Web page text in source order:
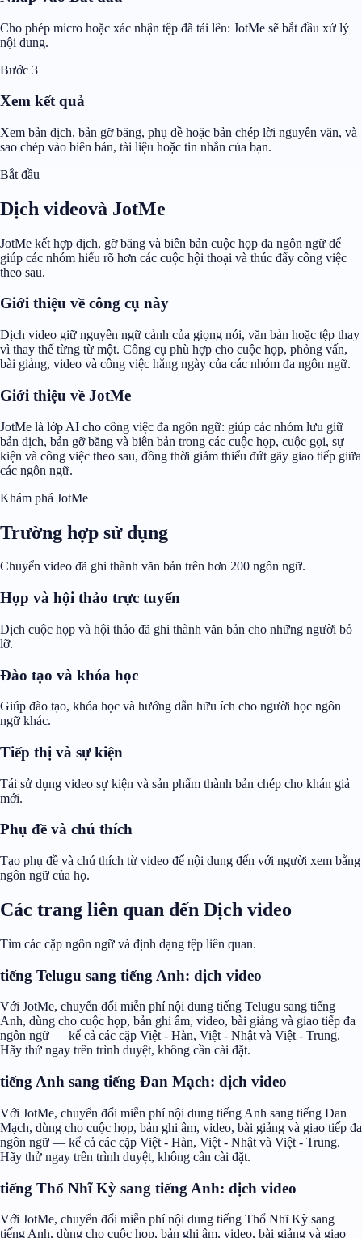
Cho phép micro hoặc xác nhận tệp đã tải lên: JotMe sẽ bắt đầu xử lý
nội dung.
Bước 3
Xem kết quả
Xem bản dịch, bản gỡ băng, phụ đề hoặc bản chép lời nguyên văn, và
sao chép vào biên bản, tài liệu hoặc tin nhắn của bạn.
Bắt đầu
Dịch videovà JotMe
JotMe kết hợp dịch, gỡ băng và biên bản cuộc họp đa ngôn ngữ để
giúp các nhóm hiểu rõ hơn các cuộc hội thoại và thúc đẩy công việc
theo sau.
Giới thiệu về công cụ này
Dịch video giữ nguyên ngữ cảnh của giọng nói, văn bản hoặc tệp thay
vì thay thế từng từ một. Công cụ phù hợp cho cuộc họp, phỏng vấn,
bài giảng, video và công việc hằng ngày của các nhóm đa ngôn ngữ.
Giới thiệu về JotMe
JotMe là lớp AI cho công việc đa ngôn ngữ: giúp các nhóm lưu giữ
bản dịch, bản gỡ băng và biên bản trong các cuộc họp, cuộc gọi, sự
kiện và công việc theo sau, đồng thời giảm thiểu đứt gãy giao tiếp giữa
các ngôn ngữ.
Khám phá JotMe
Trường hợp sử dụng
Chuyển video đã ghi thành văn bản trên hơn 200 ngôn ngữ.
Họp và hội thảo trực tuyến
Dịch cuộc họp và hội thảo đã ghi thành văn bản cho những người bỏ
lỡ.
Đào tạo và khóa học
Giúp đào tạo, khóa học và hướng dẫn hữu ích cho người học ngôn
ngữ khác.
Tiếp thị và sự kiện
Tái sử dụng video sự kiện và sản phẩm thành bản chép cho khán giả
mới.
Phụ đề và chú thích
Tạo phụ đề và chú thích từ video để nội dung đến với người xem bằng
ngôn ngữ của họ.
Các trang liên quan đến Dịch video
Tìm các cặp ngôn ngữ và định dạng tệp liên quan.
tiếng Telugu sang tiếng Anh: dịch video
Với JotMe, chuyển đổi miễn phí nội dung tiếng Telugu sang tiếng
Anh, dùng cho cuộc họp, bản ghi âm, video, bài giảng và giao tiếp đa
ngôn ngữ — kể cả các cặp Việt - Hàn, Việt - Nhật và Việt - Trung.
Hãy thử ngay trên trình duyệt, không cần cài đặt.
tiếng Anh sang tiếng Đan Mạch: dịch video
Với JotMe, chuyển đổi miễn phí nội dung tiếng Anh sang tiếng Đan
Mạch, dùng cho cuộc họp, bản ghi âm, video, bài giảng và giao tiếp đa
ngôn ngữ — kể cả các cặp Việt - Hàn, Việt - Nhật và Việt - Trung.
Hãy thử ngay trên trình duyệt, không cần cài đặt.
tiếng Thổ Nhĩ Kỳ sang tiếng Anh: dịch video
Với JotMe, chuyển đổi miễn phí nội dung tiếng Thổ Nhĩ Kỳ sang
tiếng Anh, dùng cho cuộc họp, bản ghi âm, video, bài giảng và giao